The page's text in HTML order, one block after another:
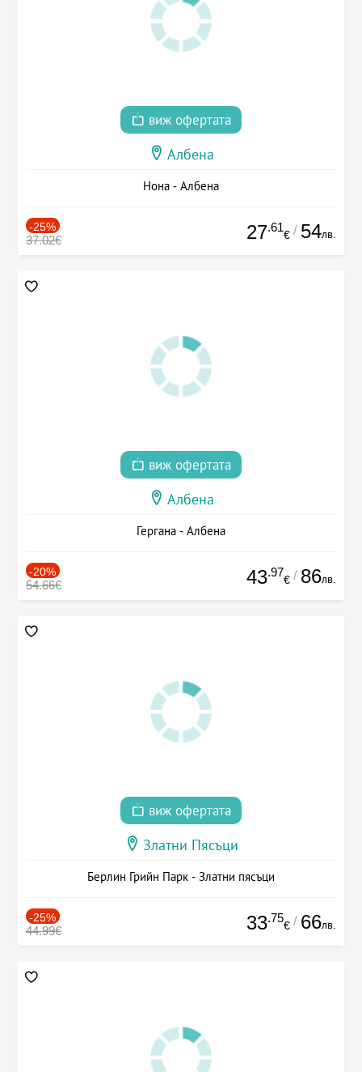
виж офертата
Албена
Нона - Албена
-25%
37.02€ 27.61
€ / 54лв.
виж офертата
Албена
Гергана - Албена
-20%
54.66€ 43.97
€ / 86лв.
виж офертата
Златни Пясъци
Берлин Грийн Парк - Златни пясъци
-25%
44.99€ 33.75
€ / 66лв.